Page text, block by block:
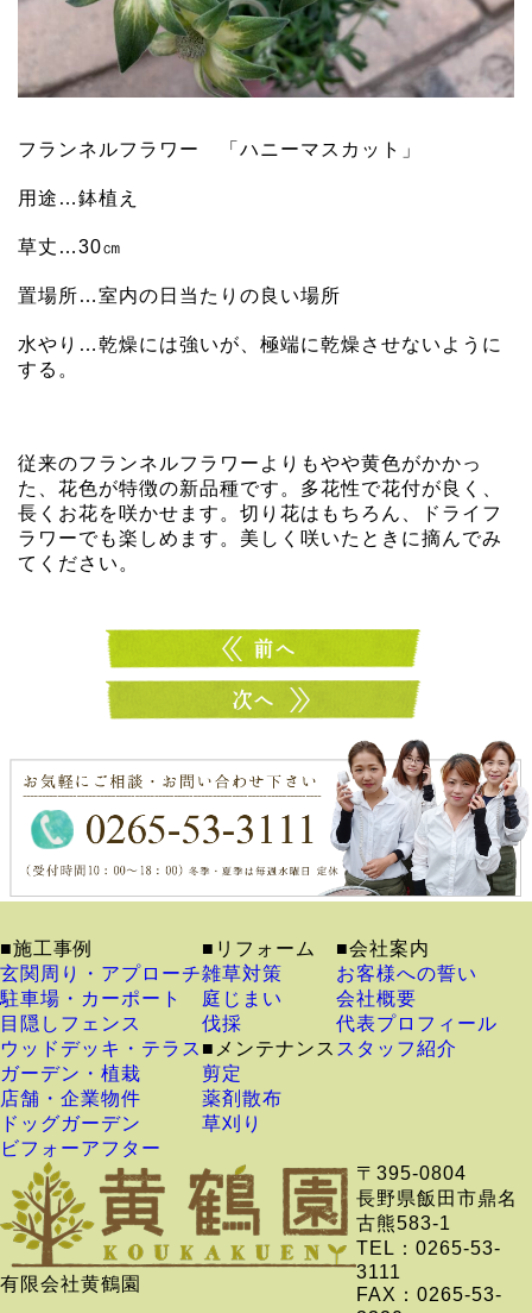
フランネルフラワー 「ハニーマスカット」
用途…鉢植え
草丈…30㎝
置場所…室内の日当たりの良い場所
水やり…乾燥には強いが、極端に乾燥させないように
する。
従来のフランネルフラワーよりもやや黄色がかかっ
た、花色が特徴の新品種です。多花性で花付が良く、
長くお花を咲かせます。切り花はもちろん、ドライフ
ラワーでも楽しめます。美しく咲いたときに摘んでみ
てください。
■施工事例
玄関周り・アプローチ
駐車場・カーポート
目隠しフェンス
ウッドデッキ・テラス
ガーデン・植栽
店舗・企業物件
ドッグガーデン
ビフォーアフター
■リフォーム
雑草対策
庭じまい
伐採
■メンテナンス
剪定
薬剤散布
草刈り
■会社案内
お客様への誓い
会社概要
代表プロフィール
スタッフ紹介
有限会社黄鶴園
〒395-0804
長野県飯田市鼎名
古熊583-1
TEL：0265-53-
3111
FAX：0265-53-